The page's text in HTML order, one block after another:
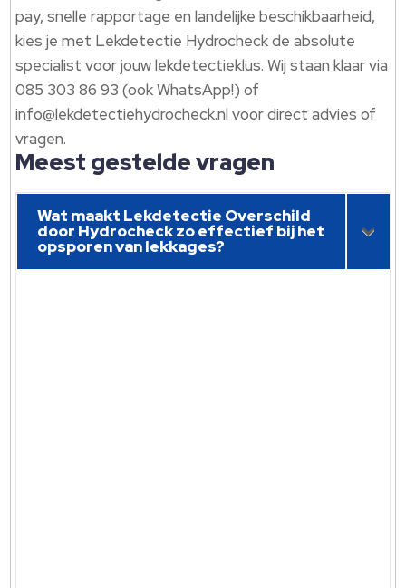
pay, snelle rapportage en landelijke beschikbaarheid,
kies je met Lekdetectie Hydrocheck de absolute
specialist voor jouw lekdetectieklus. Wij staan klaar via
085 303 86 93 (ook WhatsApp!) of
info@lekdetectiehydrocheck.nl voor direct advies of
vragen.
Meest gestelde vragen
Wat maakt Lekdetectie Overschild
door Hydrocheck zo effectief bij het
opsporen van lekkages?